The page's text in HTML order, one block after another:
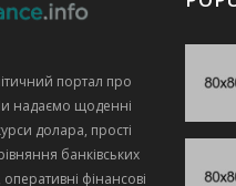
портал про
надаємо щоденні
долара, прості
банківських
оперативні фінансові